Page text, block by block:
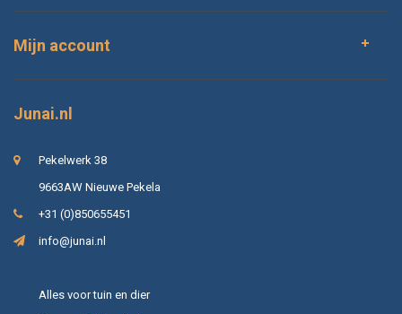
Mijn account
Junai.nl
Pekelwerk 38
9663AW Nieuwe Pekela
+31 (0)850655451
info@junai.nl
Alles voor tuin en dier